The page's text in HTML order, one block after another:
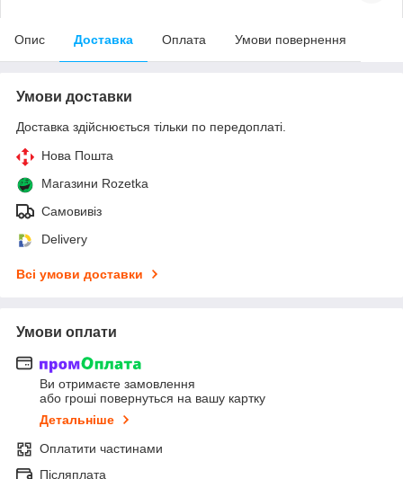
Опис Доставка Оплата Умови повернення
Умови доставки
Доставка здійснюється тільки по передоплаті.
Нова Пошта
Магазини Rozetka
Самовивіз
Delivery
Всі умови доставки
Умови оплати
Ви отримаєте замовлення
або гроші повернуться на вашу картку
Детальніше
Оплатити частинами
Післяплата